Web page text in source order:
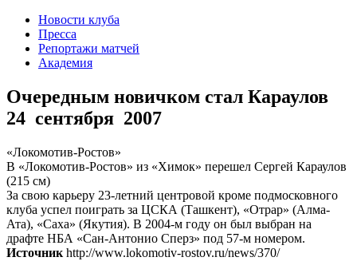
Новости клуба
Пресса
Репортажи матчей
Академия
Очередным новичком стал Караулов
24 сентября 2007
«Локомотив-Ростов»
В «Локомотив-Ростов» из «Химок» перешел Сергей Караулов
(215 см)
За свою карьеру 23-летний центровой кроме подмосковного
клуба успел поиграть за ЦСКА (Ташкент), «Отрар» (Алма-
Ата), «Саха» (Якутия). В 2004-м году он был выбран на
драфте НБА «Сан-Антонио Сперз» под 57-м номером.
Источник http://www.lokomotiv-rostov.ru/news/370/